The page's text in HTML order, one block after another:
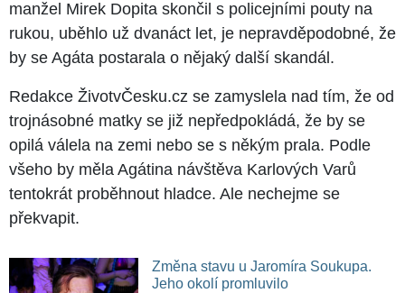
manžel Mirek Dopita skončil s policejními pouty na
rukou, uběhlo už dvanáct let, je nepravděpodobné, že
by se Agáta postarala o nějaký další skandál.
Redakce ŽivotvČesku.cz se zamyslela nad tím, že od
trojnásobné matky se již nepředpokládá, že by se
opilá válela na zemi nebo se s někým prala. Podle
všeho by měla Agátina návštěva Karlových Varů
tentokrát proběhnout hladce. Ale nechejme se
překvapit.
Změna stavu u Jaromíra Soukupa.
Jeho okolí promluvilo